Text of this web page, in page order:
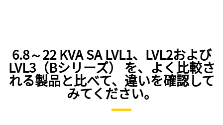
6.8～22 KVA SA LVL1、LVL2および
LVL3（Bシリーズ） を、よく比較さ
れる製品と比べて、違いを確認して
みてください。